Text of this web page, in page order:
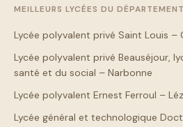
MEILLEURS LYCÉES DU DÉPARTEMENT
Lycée polyvalent privé Saint Louis –
Lycée polyvalent privé Beauséjour,
santé et du social – Narbonne
Lycée polyvalent Ernest Ferroul –
Lycée général et technologique